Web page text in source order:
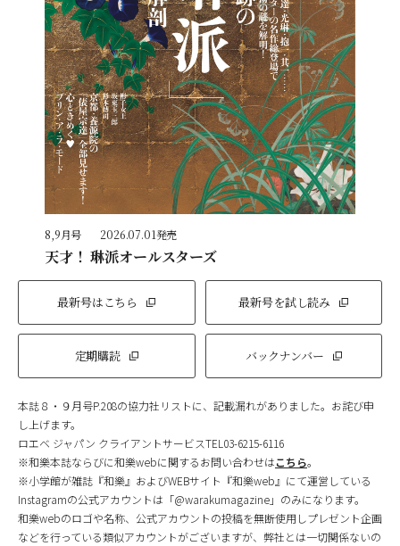
8,9月号 2026.07.01発売
天才！ 琳派オールスターズ
最新号はこちら 最新号を試し読み
定期購読 バックナンバー
本誌８・９月号P.208の協力社リストに、記載漏れがありました。お詫び申
し上げます。
ロエベ ジャパン クライアントサービスTEL03-6215-6116
※和樂本誌ならびに和樂webに関するお問い合わせはこちら。
※小学館が雑誌『和樂』およびWEBサイト『和樂web』にて運営している
Instagramの公式アカウントは「@warakumagazine」のみになります。
和樂webのロゴや名称、公式アカウントの投稿を無断使用しプレゼント企画
などを行っている類似アカウントがございますが、弊社とは一切関係ないの